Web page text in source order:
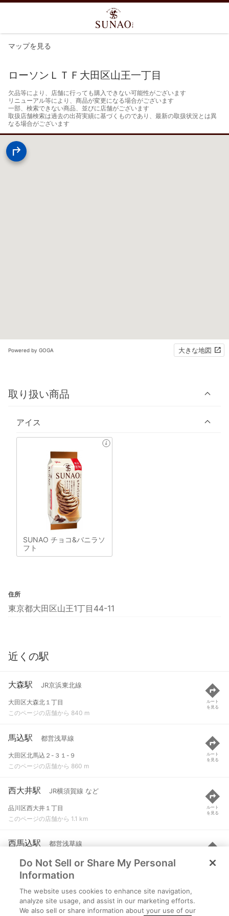
マップを見る
ローソンＬＴＦ大田区山王一丁目
欠品等により、店舗に行っても購入できない可能性がございます
リニューアル等により、商品が変更になる場合がございます
一部、検索できない商品、並びに店舗がございます
取扱店舗検索は過去の出荷実績に基づくものであり、最新の取扱状況とは異
なる場合がございます
Powered by GOGA 大きな地図
取り扱い商品
アイス
SUNAO チョコ&バニラソ
フト
住所
東京都大田区山王1丁目44-11
近くの駅
大森駅 JR京浜東北線
大田区大森北１丁目
このページの店舗から 840 m
ルート
を見る
馬込駅 都営浅草線
大田区北馬込２-３１-９
このページの店舗から 860 m
ルート
を見る
西大井駅 JR横須賀線 など
品川区西大井１丁目
このページの店舗から 1.1 km
ルート
を見る
西馬込駅 都営浅草線
大田区西馬込２-１-６
このページの店舗から 1.4 km
ルート
を見る
大森海岸駅
品川区南大井３-３２-１
Do Not Sell or Share My Personal
Information
The website uses cookies to enhance site navigation,
analyze site usage, and assist in our marketing efforts.
We also sell or share information about your use of our